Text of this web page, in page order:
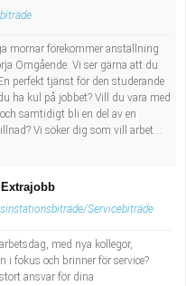
mornar förekommer anställning
Omgående. Vi ser gärna att du
perfekt tjänst för den studerande
ha kul på jobbet? Vill du vara med
samtidigt bli en del av en
Vi söker dig som vill arbet...
Servicebiträde
med nya kollegor,
i fokus och brinner för service?
ansvar för dina